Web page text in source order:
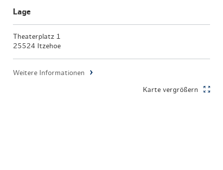
Lage
Theaterplatz 1
25524 Itzehoe
Weitere Informationen
Karte vergrößern